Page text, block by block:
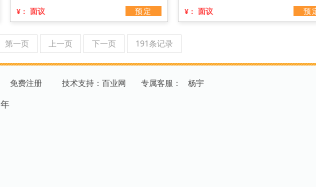
¥： 面议 预定 ¥： 面议 预
第一页 上一页 下一页 191条记录
免费注册 技术支持：百业网 专属客服 ： 杨宇
年